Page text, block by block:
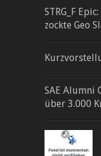
STRG_F
zockte Geo
SAE Alumni
über 3.000